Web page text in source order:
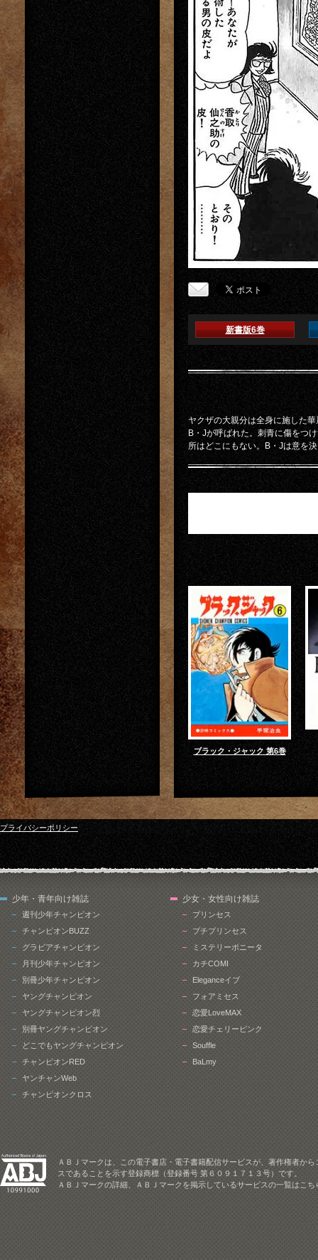
新書版6巻
ヤクザの大親分は全身に施した
B・Jが呼ばれた。刺青に傷をつ
所はどこにもない。B・Jは意を
ブラック・ジャック 第6巻
プライバシーポリシー
少年・青年向け雑誌
週刊少年チャンピオン
チャンピオンBUZZ
グラビアチャンピオン
月刊少年チャンピオン
別冊少年チャンピオン
ヤングチャンピオン
ヤングチャンピオン烈
別冊ヤングチャンピオン
どこでもヤングチャンピオン
チャンピオンRED
ヤンチャンWeb
チャンピオンクロス
少女・女性向け雑誌
プリンセス
プチプリンセス
ミステリーボニータ
カチCOMI
Eleganceイブ
フォアミセス
恋愛LoveMAX
恋愛チェリーピンク
Souffle
BaLmy
ＡＢＪマークは、この電子書店・電子書籍配信サービスが、著作権者か
スであることを示す登録商標（登録番号 第６０９１７１３号）です。
ＡＢＪマークの詳細、ＡＢＪマークを掲示しているサービスの一覧はこ